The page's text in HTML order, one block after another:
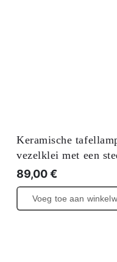
Keramische
vezelklei met een
89,00€
Voeg toe aan